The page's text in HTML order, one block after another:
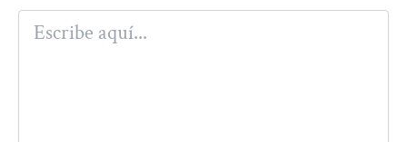
Escribe
aquí...